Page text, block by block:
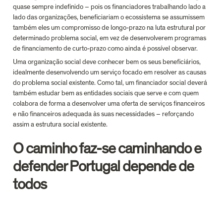
quase sempre indefinido – pois os financiadores trabalhando lado a
lado das organizações, beneficiariam o ecossistema se assumissem
também eles um compromisso de longo-prazo na luta estrutural por
determinado problema social, em vez de desenvolverem programas
de financiamento de curto-prazo como ainda é possível observar.
Uma organização social deve conhecer bem os seus beneficiários,
idealmente desenvolvendo um serviço focado em resolver as causas
do problema social existente. Como tal, um financiador social deverá
também estudar bem as entidades sociais que serve e com quem
colabora de forma a desenvolver uma oferta de serviços financeiros
e não financeiros adequada às suas necessidades – reforçando
assim a estrutura social existente.
O caminho faz-se caminhando e
defender Portugal depende de
todos